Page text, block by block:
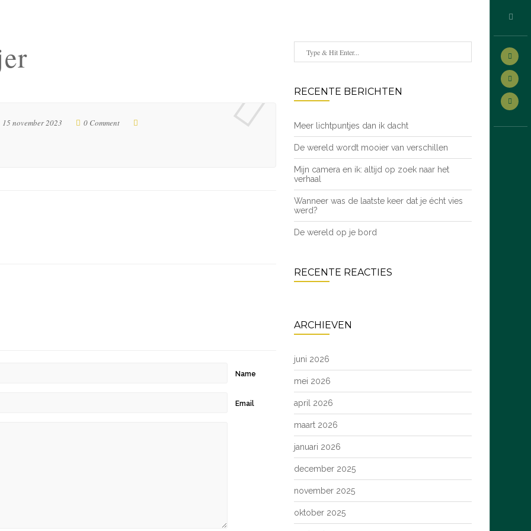
15 november 2023 0 Comment
Name
Email
RECENTE BERICHTEN
Meer lichtpuntjes dan ik dacht
De wereld wordt mooier van verschillen
Mijn camera en ik: altijd op zoek naar het
verhaal
Wanneer was de laatste keer dat je écht vies
werd?
De wereld op je bord
RECENTE REACTIES
ARCHIEVEN
juni 2026
mei 2026
april 2026
maart 2026
januari 2026
december 2025
november 2025
oktober 2025